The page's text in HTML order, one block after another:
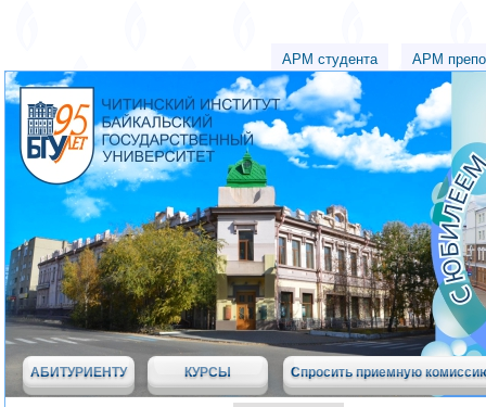
АРМ студента АРМ
АБИТУРИЕНТУ КУРСЫ Спросить приемную